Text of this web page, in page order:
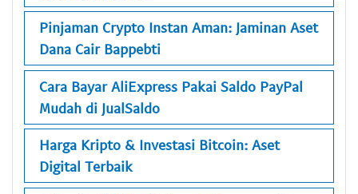
Pinjaman Crypto Instan Aman: Jaminan Aset
Dana Cair Bappebti
Cara Bayar AliExpress Pakai Saldo PayPal
Mudah di JualSaldo
Harga Kripto & Investasi Bitcoin: Aset
Digital Terbaik